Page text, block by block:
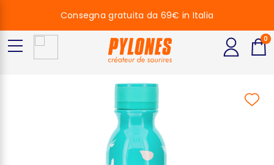
Consegna gratuita da 69€ in Italia
0